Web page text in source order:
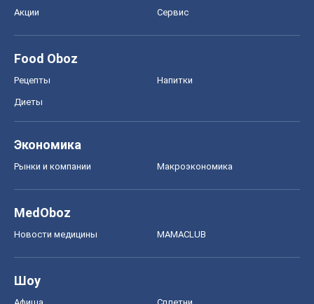
Акции Сервис
Food Oboz
Рецепты Напитки
Диеты
Экономика
Рынки и компании Mакроэкономика
MedOboz
Новости медицины MAMACLUB
Шоу